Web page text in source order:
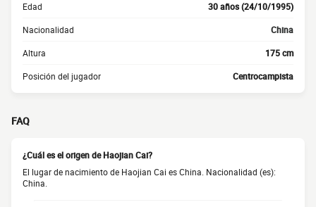
Edad 30 años (24/10/1995)
Nacionalidad China
Altura 175 cm
Posición del jugador Centrocampista
FAQ
¿Cuál es el origen de Haojian Cai?
El lugar de nacimiento de Haojian Cai es China. Nacionalidad (es):
China.